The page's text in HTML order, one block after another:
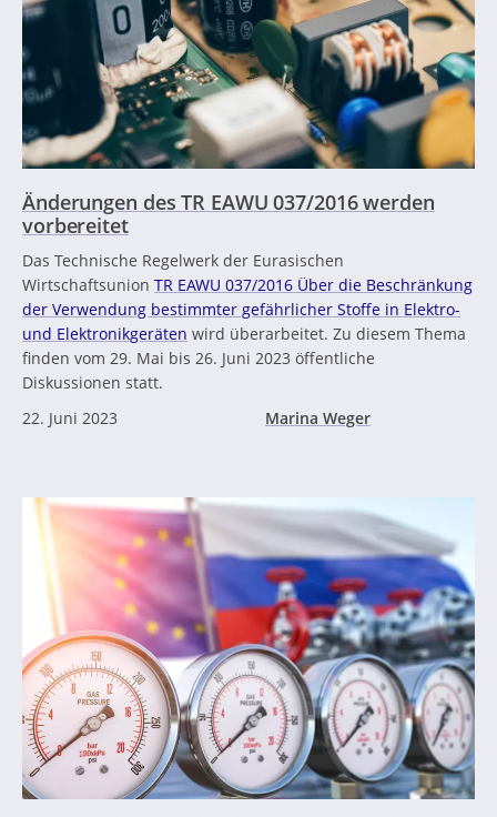
Änderungen des TR EAWU 037/2016 werden
vorbereitet
Das Technische Regelwerk der Eurasischen
Wirtschaftsunion TR EAWU 037/2016 Über die Beschränkung
der Verwendung bestimmter gefährlicher Stoffe in Elektro-
und Elektronikgeräten wird überarbeitet. Zu diesem Thema
finden vom 29. Mai bis 26. Juni 2023 öffentliche
Diskussionen statt.
22. Juni 2023
Marina Weger